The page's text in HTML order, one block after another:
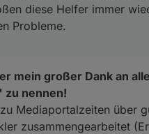
diese Helfer immer
Probleme.
mein großer Dank an alle
nennen!
Mediaportalzeiten über
zusammengearbeitet (Er